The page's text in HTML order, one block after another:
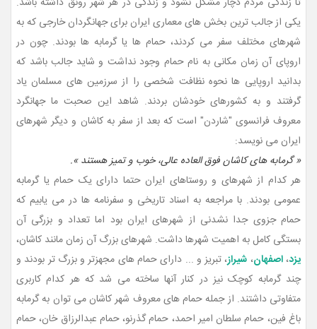
یکی از جالب ترین بخش های معماری ایران برای جهانگردان خارجی که به
شهرهای مختلف سفر می کردند، حمام ها یا گرمابه ها بودند. چون در
اروپای آن زمان مکانی به نام حمام وجود نداشت و شاید جالب باشد که
بدانید اروپایی ها نحوه نظافت شخصی را از سرزمین های مسلمان یاد
گرفتند و به کشورهای خودشان بردند. شاهد این صحبت ما جهانگرد
معروف فرانسوی "شاردن" است که بعد از سفر به کاشان و دیگر شهرهای
ایران می نویسد:
« گرمابه های کاشان فوق العاده عالی، خوب و تمیز هستند ».
هر کدام از شهرهای و روستاهای ایران حتما دارای یک حمام یا گرمابه
عمومی بودند. با مراجعه به اسناد تاریخی و سفرنامه ها در می یابیم که
حمام جزوی جدا نشدنی از شهرهای ایران بود اما تعداد و بزرگی آن
بستگی کامل به اهمیت شهرها داشت. شهرهای بزرگ آن زمان مانند کاشان،
یزد،اصفهان، شیراز، تبریز و ... دارای حمام های مجهزتر و بزرگ تر بودند و
چند گرمابه کوچک نیز در کنار آنها ساخته می شد که هر کدام کاربری
متفاوتی داشتند. از جمله حمام های معروف شهر کاشان می توان به گرمابه
باغ فین، حمام سلطان امیر احمد، حمام گذرنو، حمام عبدالرزاق خان، حمام